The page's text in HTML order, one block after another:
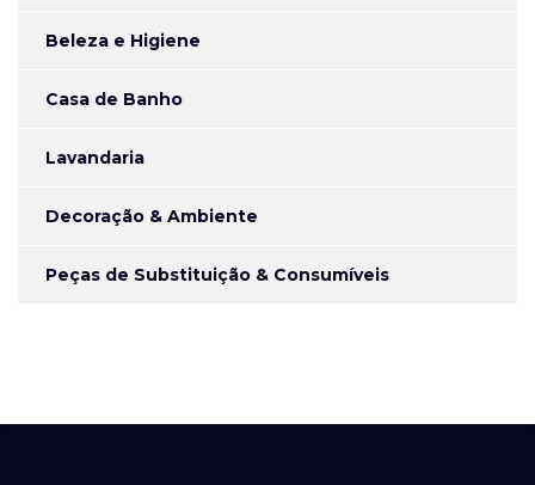
Beleza e Higiene
Casa de Banho
Lavandaria
Decoração & Ambiente
Peças de Substituição & Consumíveis